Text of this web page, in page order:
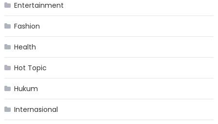
Entertainment
Fashion
Health
Hot Topic
Hukum
Internasional